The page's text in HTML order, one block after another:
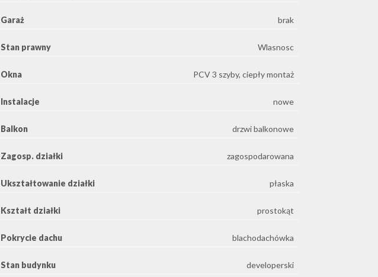
Garaż brak
Stan prawny Wlasnosc
Okna PCV 3 szyby, ciepły montaż
Instalacje nowe
Balkon drzwi balkonowe
Zagosp. działki zagospodarowana
Ukształtowanie działki płaska
Kształt działki prostokąt
Pokrycie dachu blachodachówka
Stan budynku developerski